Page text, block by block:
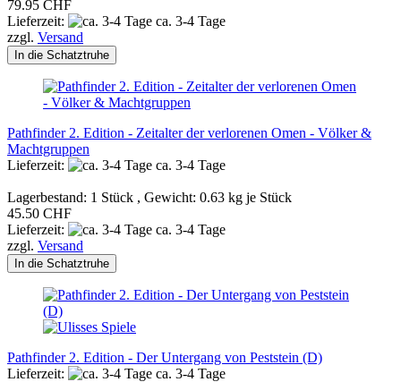
79.95 CHF
Lieferzeit:
ca. 3-4 Tage
zzgl. Versand
In die Schatztruhe
Pathfinder 2. Edition - Zeitalter der verlorenen Omen - Völker &
Machtgruppen
Lieferzeit:
ca. 3-4 Tage
Lagerbestand: 1 Stück , Gewicht: 0.63 kg je Stück
45.50 CHF
Lieferzeit:
ca. 3-4 Tage
zzgl. Versand
In die Schatztruhe
Pathfinder 2. Edition - Der Untergang von Peststein (D)
Lieferzeit:
ca. 3-4 Tage